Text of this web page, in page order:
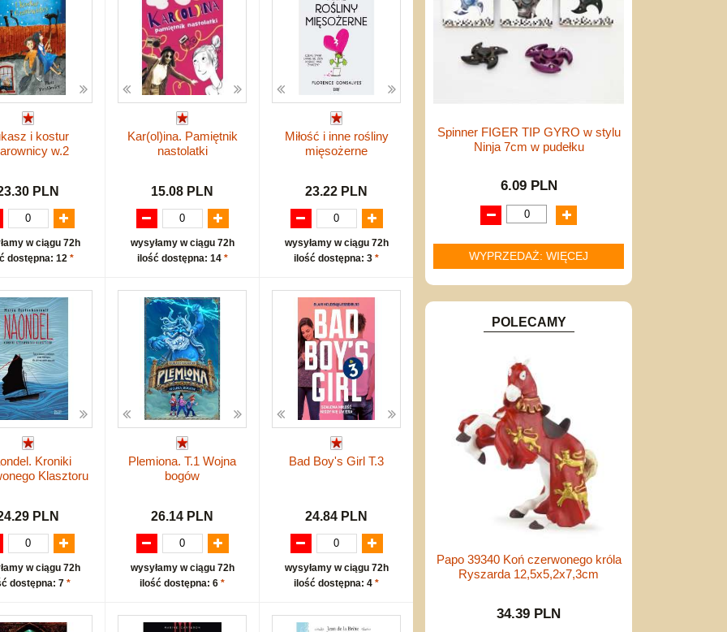
i kostur
w.2
PLN
w ciągu 72h
dostępna: 12 *
Kar(ol)ina. Pamiętnik
nastolatki
15.08 PLN
wysyłamy w ciągu 72h
ilość dostępna: 14 *
Miłość i inne rośliny
mięsożerne
23.22 PLN
wysyłamy w ciągu 72h
ilość dostępna: 3 *
Kroniki
Klasztoru
PLN
w ciągu 72h
dostępna: 7 *
Plemiona. T.1 Wojna
bogów
26.14 PLN
wysyłamy w ciągu 72h
ilość dostępna: 6 *
Bad Boy's Girl T.3
24.84 PLN
wysyłamy w ciągu 72h
ilość dostępna: 4 *
Spinner FIGER TIP GYRO w stylu
Ninja 7cm w pudełku
6.09 PLN
WYPRZEDAŻ: WIĘCEJ
POLECAMY
Papo 39340 Koń czerwonego króla
Ryszarda 12,5x5,2x7,3cm
34.39 PLN